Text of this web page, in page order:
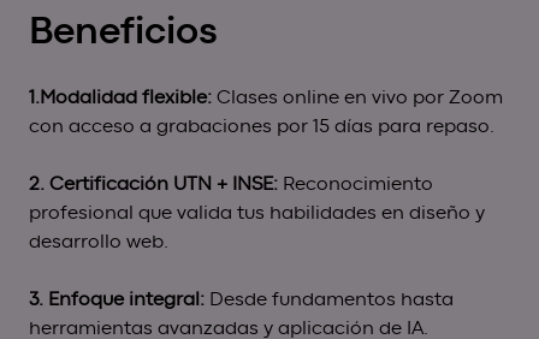
Beneficios
1.Modalidad flexible: Clases online en vivo por Zoom
con acceso a grabaciones por 15 días para repaso.
2. Certificación UTN + INSE: Reconocimiento
profesional que valida tus habilidades en diseño y
desarrollo web.
3. Enfoque integral: Desde fundamentos hasta
herramientas avanzadas y aplicación de IA.